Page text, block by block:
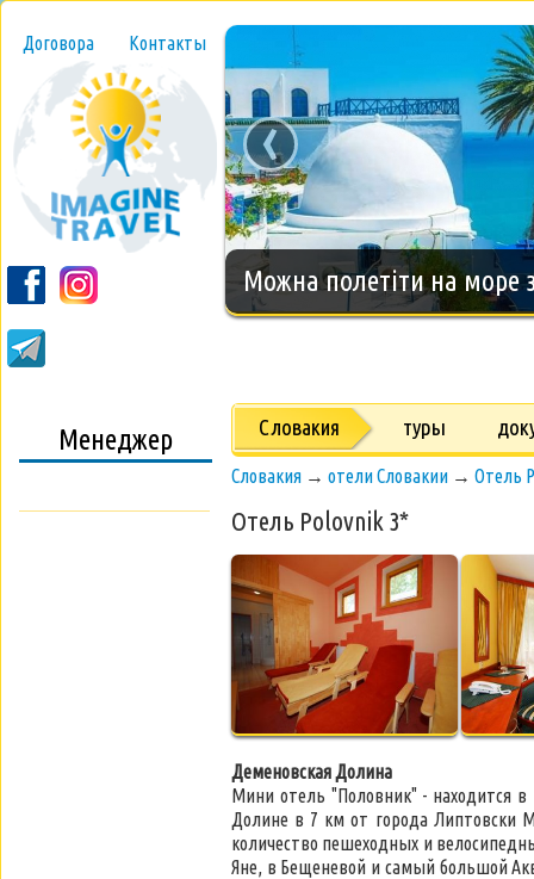
Договора Контакты
Новогодний тур на
‹
Менеджер Словакия туры
Словакия → отели Словакии → Отель
Отель Polovnik 3*
Деменовская Долина
Мини отель "Половник" - находится
Долине в 7 км от города Липтовски
количество пешеходных и
Яне, в Бещеневой и самый большой